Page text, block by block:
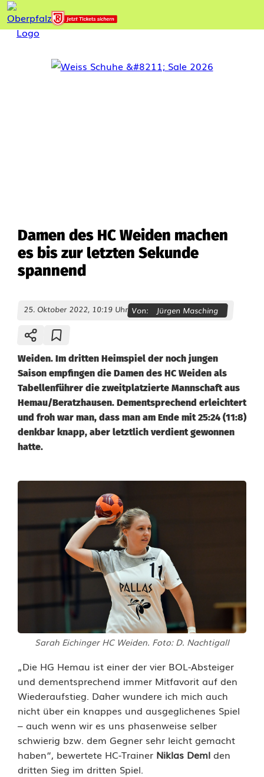
Damen des HC Weiden machen
es bis zur letzten Sekunde
spannend
25. Oktober 2022, 10:19 Uhr Von: Jürgen Masching
Weiden. Im dritten Heimspiel der noch jungen
Saison empfingen die Damen des HC Weiden als
Tabellenführer die zweitplatzierte Mannschaft aus
Hemau/Beratzhausen. Dementsprechend erleichtert
und froh war man, dass man am Ende mit 25:24 (11:8)
denkbar knapp, aber letztlich verdient gewonnen
hatte.
m
e
n
d
e
H
C
W
e
i
Sarah Eichinger HC Weiden. Foto: D. Nachtigall
„Die HG Hemau ist einer der vier BOL-Absteiger
und dementsprechend immer Mitfavorit auf den
Wiederaufstieg. Daher wundere ich mich auch
nicht über ein knappes und ausgeglichenes Spiel
– auch wenn wir es uns phasenweise selber
schwierig bzw. dem Gegner sehr leicht gemacht
haben“, bewertete HC-Trainer Niklas Deml den
dritten Sieg im dritten Spiel.